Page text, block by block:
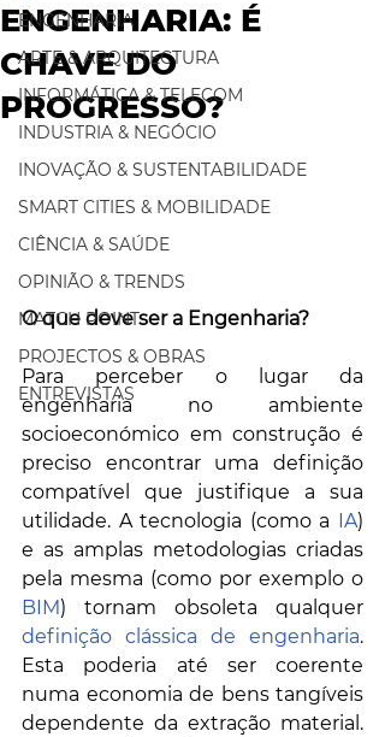
ENGENHARIA
ARTE & ARQUITECTURA
INFORMÁTICA & TELECOM
INDUSTRIA & NEGÓCIO
INOVAÇÃO & SUSTENTABILIDADE
SMART CITIES & MOBILIDADE
CIÊNCIA & SAÚDE
OPINIÃO & TRENDS
MATCH POINT
PROJECTOS & OBRAS
ENTREVISTAS
ENGENHARIA: É
CHAVE DO
PROGRESSO?
O que deve ser a Engenharia?
Para perceber o lugar da
engenharia no ambiente
socioeconómico em construção é
preciso encontrar uma definição
compatível que justifique a sua
utilidade. A tecnologia (como a
IA)
e as amplas metodologias criadas
BIM
definição clássica de engenharia.
Esta poderia até ser coerente
numa economia de bens tangíveis
dependente da extração material.